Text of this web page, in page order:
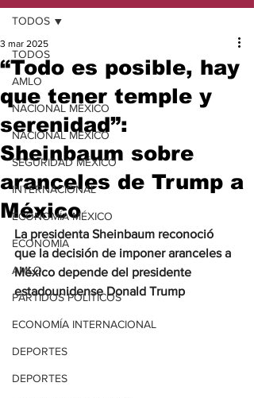
TODOS
AMLO
NACIONAL MÉXICO
NACIONAL MÉXICO
SEGURIDAD MÉXICO
INTERNACIONAL
ECONOMÍA MÉXICO
ECONOMÍA
AMLO
PARTIDOS POLÍTICOS
ECONOMÍA INTERNACIONAL
DEPORTES
DEPORTES
TODOS
“Todo es posible, hay
que tener temple y
serenidad”:
Sheinbaum sobre
aranceles de Trump a
México
3 mar 2025
La presidenta Sheinbaum reconoció
que la decisión de imponer aranceles a
México depende del presidente
estadounidense Donald Trump